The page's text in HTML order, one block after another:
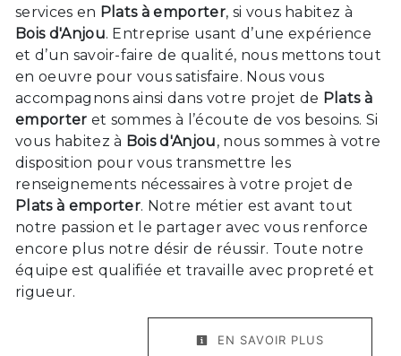
services en Plats à emporter, si vous habitez à
Bois d'Anjou. Entreprise usant d’une expérience
et d’un savoir-faire de qualité, nous mettons tout
en oeuvre pour vous satisfaire. Nous vous
accompagnons ainsi dans votre projet de Plats à
emporter et sommes à l’écoute de vos besoins. Si
vous habitez à Bois d'Anjou, nous sommes à votre
disposition pour vous transmettre les
renseignements nécessaires à votre projet de
Plats à emporter. Notre métier est avant tout
notre passion et le partager avec vous renforce
encore plus notre désir de réussir. Toute notre
équipe est qualifiée et travaille avec propreté et
rigueur.
EN SAVOIR PLUS